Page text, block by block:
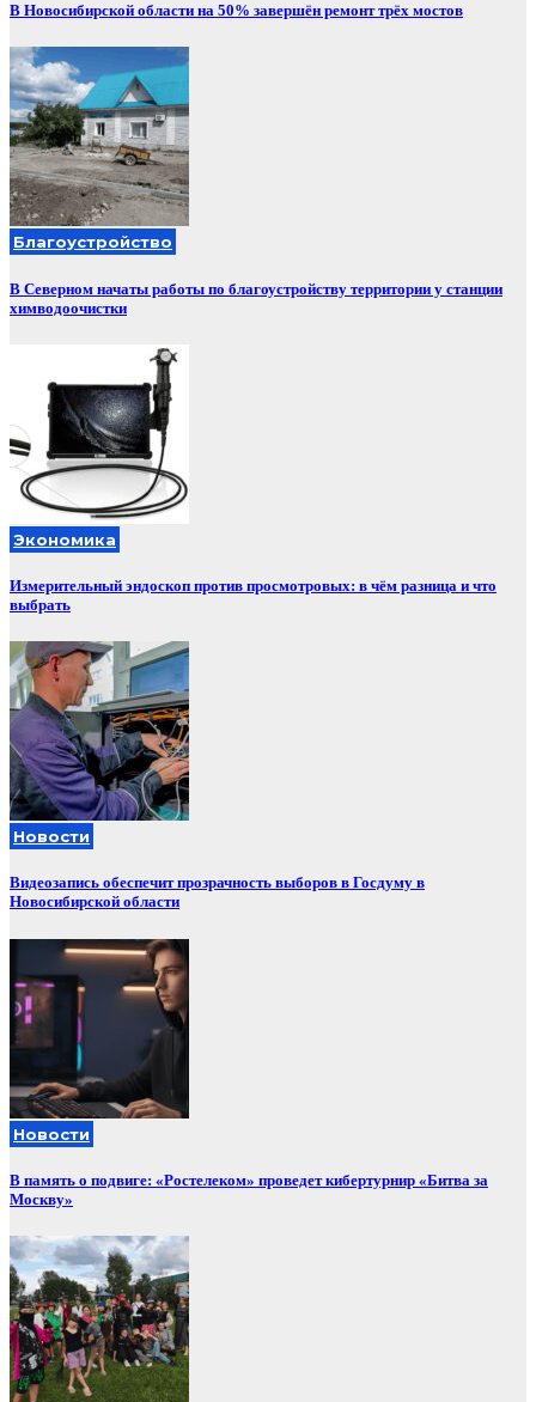
В Новосибирской области на 50% завершён ремонт трёх мостов
Благоустройство
В Северном начаты работы по благоустройству территории у станции
химводоочистки
Экономика
Измерительный эндоскоп против просмотровых: в чём разница и что
выбрать
Новости
Видеозапись обеспечит прозрачность выборов в Госдуму в
Новосибирской области
Новости
В память о подвиге: «Ростелеком» проведет кибертурнир «Битва за
Москву»